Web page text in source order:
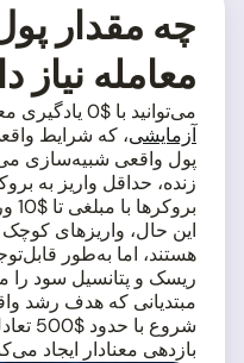
چه مقدار
معامله نیاز
می‌توانید با $0 یادگیری معامله را با استفاده از
آزمایشی، که شرایط
پول واقعی شبیه‌سازی
زنده، حداقل واریز به
این حال، واریزهای
هستند، اما به‌طور
ریسک و پتانسیل سود را
مبتدیانی که هدف رشد
شروع
بازدهی معنادار ایجاد